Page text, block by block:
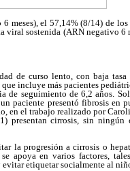
meses), el 57,14% (8/14) de los
viral sostenida (ARN negativo 6
de curso lento, con baja tasa
incluye más pacientes
de seguimiento de 6,2 años.
paciente presentó fibrosis en
en el trabajo realizado por
presentan cirrosis, sin ningún
la progresión a cirrosis o
apoya en varios factores,
etiquetar socialmente al